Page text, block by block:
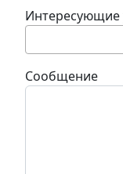
Интересующие
Сообщение